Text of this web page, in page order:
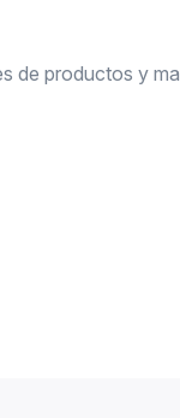
de productos y